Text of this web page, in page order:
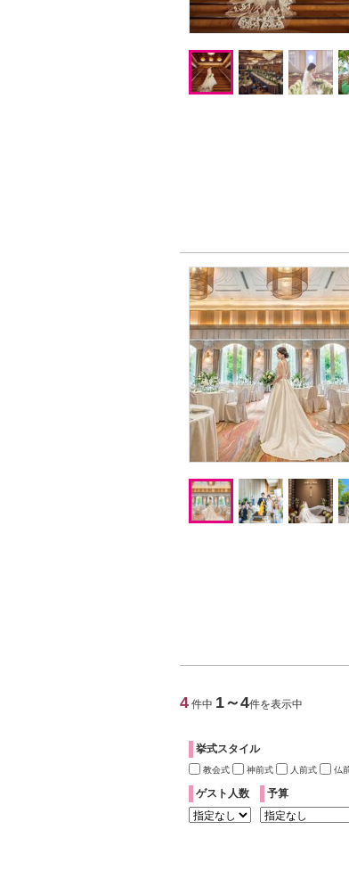
4 件中 1～4件を表示中
挙式スタイル
教会式 神前式 人前式 仏
ゲスト人数 予算